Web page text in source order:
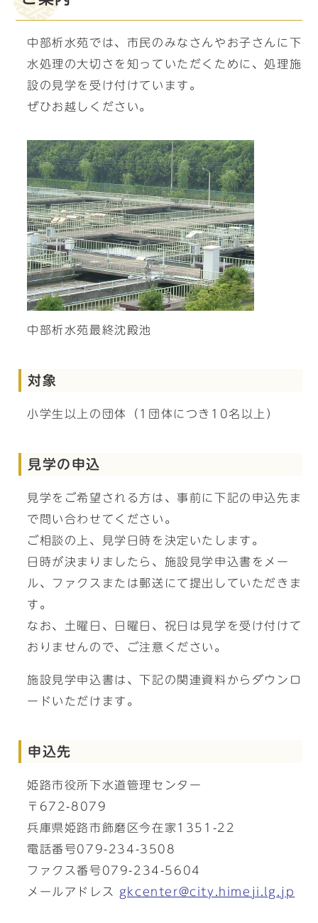
中部析水苑では、市民のみなさんやお子さんに下
水処理の大切さを知っていただくために、処理施
設の見学を受け付けています。
ぜひお越しください。
中部析水苑最終沈殿池
対象
小学生以上の団体（1団体につき10名以上）
見学の申込
見学をご希望される方は、事前に下記の申込先ま
で問い合わせてください。
ご相談の上、見学日時を決定いたします。
日時が決まりましたら、施設見学申込書をメー
ル、ファクスまたは郵送にて提出していただきま
す。
なお、土曜日、日曜日、祝日は見学を受け付けて
おりませんので、ご注意ください。
施設見学申込書は、下記の関連資料からダウンロ
ードいただけます。
申込先
姫路市役所下水道管理センター
〒672-8079
兵庫県姫路市飾磨区今在家1351-22
電話番号079-234-3508
ファクス番号079-234-5604
メールアドレス gkcenter@city.himeji.lg.jp